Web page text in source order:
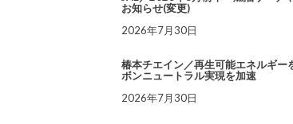
お知らせ(変更)
2026年7月30日
椿本チエイン／再生可能エネルギー
ボンニュートラル実現を加速
2026年7月30日